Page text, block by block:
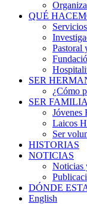
QUÉ
Pastoral
SER
¿Cómo
SER
Jóvenes
Laicos
Ser
HISTORIAS
NOTICIAS
Noticias
DÓNDE
English